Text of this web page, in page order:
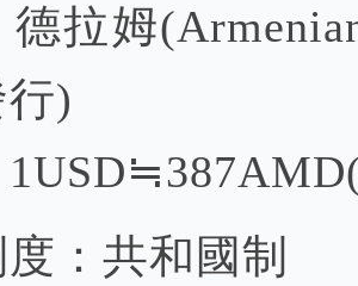
拉姆
)
：共和國制